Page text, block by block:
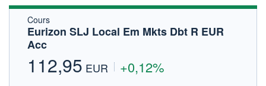
FORUM
Cours
Eurizon SLJ Local Em Mkts Dbt R EUR
Acc
112,95 EUR +0,12%